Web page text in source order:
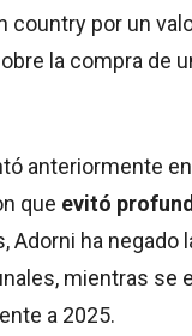
country por un
la compra de
anteriormente
que evitó
Adorni ha
mientras se
a 2025.